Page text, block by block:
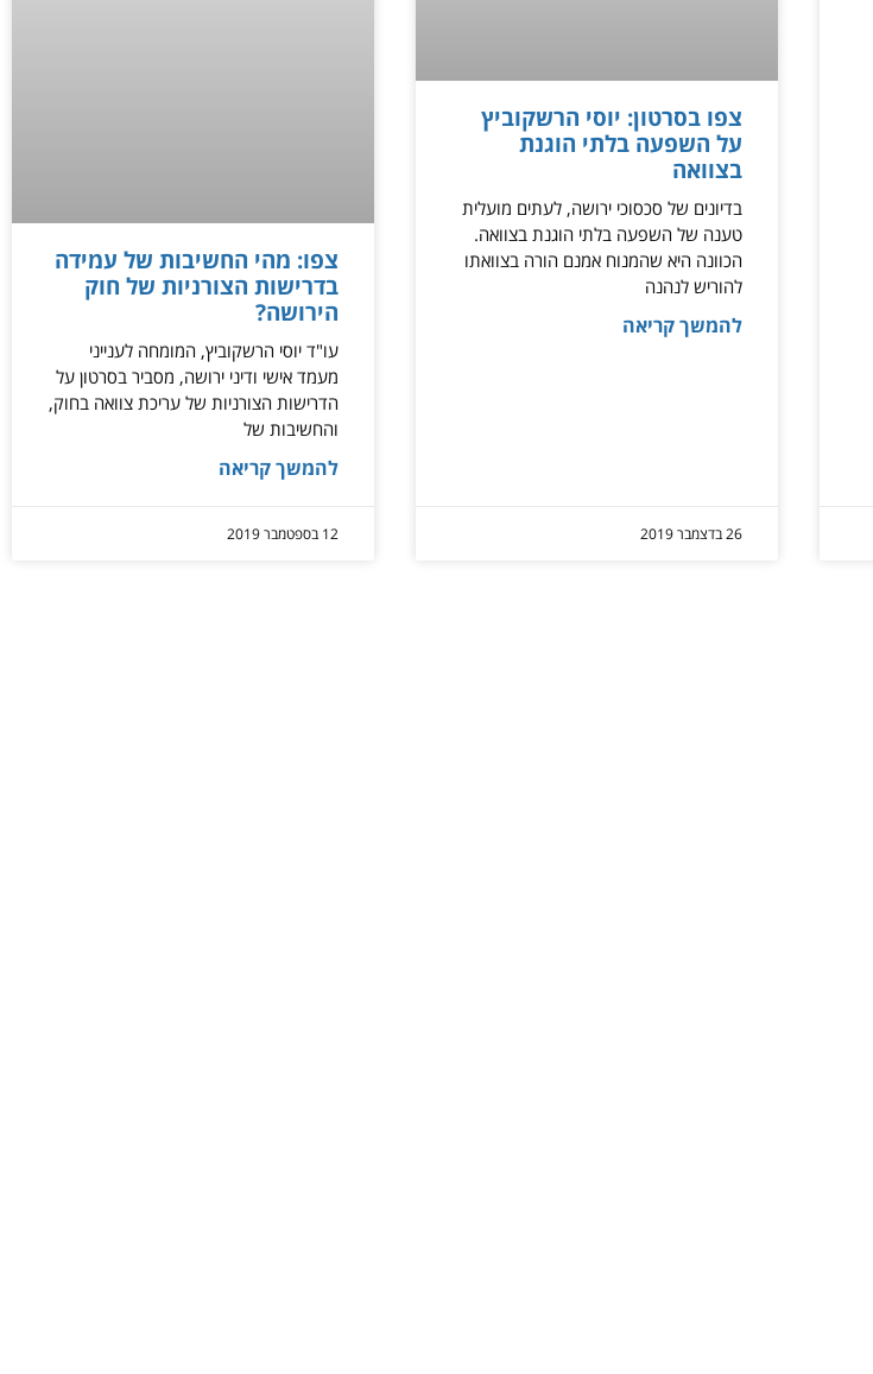
צפו בסרטון: יוסי הרשקוביץ
על השפעה בלתי הוגנת
בצוואה
בדיונים של סכסוכי ירושה, לעתים מועלית
טענה של השפעה בלתי הוגנת בצוואה.
הכוונה היא שהמנוח אמנם הורה בצוואתו
להוריש לנהנה
להמשך קריאה
26 בדצמבר 2019
צפו: מהי החשיבות של עמידה
בדרישות הצורניות של חוק
הירושה?
עו"ד יוסי הרשקוביץ, המומחה לענייני
מעמד אישי ודיני ירושה, מסביר בסרטון על
הדרישות הצורניות של עריכת צוואה בחוק,
והחשיבות של
להמשך קריאה
12 בספטמבר 2019